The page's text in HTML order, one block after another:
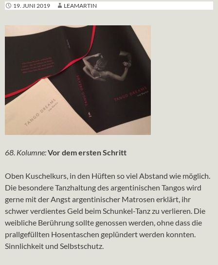
19. JUNI 2019 LEAMARTIN
68. Kolumne:Vor dem ersten Schritt
Oben Kuschelkurs, in den Hüften so viel Abstand wie möglich.
Die besondere Tanzhaltung des argentinischen Tangos wird
gerne mit der Angst argentinischer Matrosen erklärt, ihr
schwer verdientes Geld beim Schunkel-Tanz zu verlieren. Die
weibliche Berührung sollte genossen werden, ohne dass die
prallgefüllten Hosentaschen geplündert werden konnten.
Sinnlichkeit und Selbstschutz.